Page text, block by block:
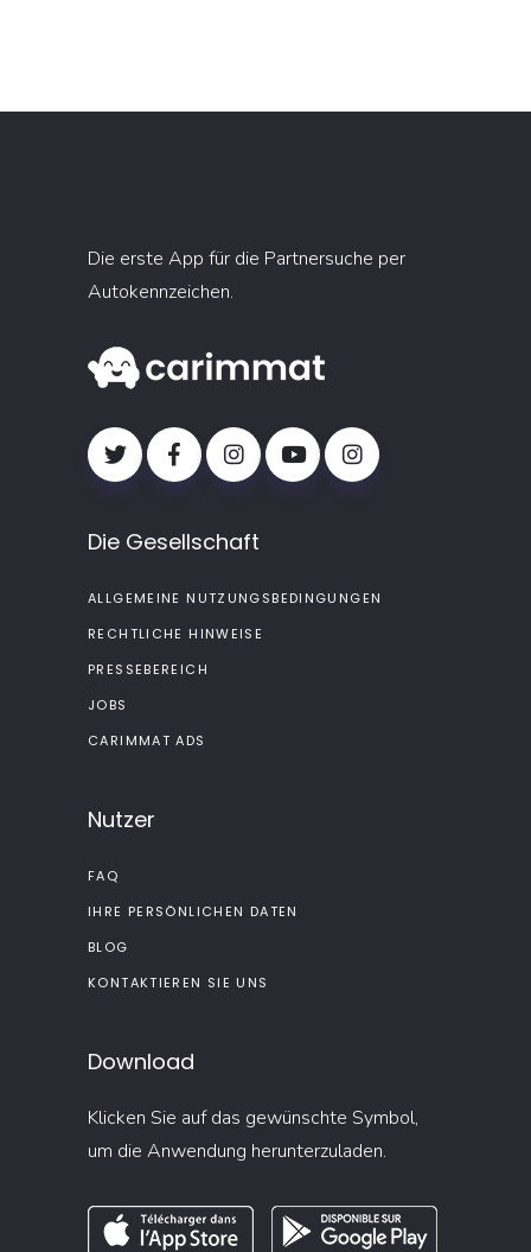
Die erste App für die Partnersuche per
Autokennzeichen.
Die Gesellschaft
ALLGEMEINE NUTZUNGSBEDINGUNGEN
RECHTLICHE HINWEISE
PRESSEBEREICH
JOBS
CARIMMAT ADS
Nutzer
FAQ
IHRE PERSÖNLICHEN DATEN
BLOG
KONTAKTIEREN SIE UNS
Download
Klicken Sie auf das gewünschte Symbol,
um die Anwendung herunterzuladen.